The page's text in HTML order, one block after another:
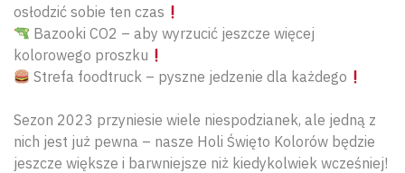
osłodzić sobie ten czas
Bazooki CO2 – aby wyrzucić jeszcze więcej
kolorowego proszku
Strefa foodtruck – pyszne jedzenie dla każdego
Sezon 2023 przyniesie wiele niespodzianek, ale jedną z
nich jest już pewna – nasze Holi Święto Kolorów będzie
jeszcze większe i barwniejsze niż kiedykolwiek wcześniej!